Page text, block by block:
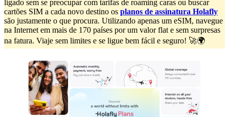
ligado sem se preocupar com tarifas de roaming caras ou buscar
cartões SIM a cada novo destino os planos de assinatura Holafly
são justamente o que procura. Utilizando apenas um eSIM, navegue
na Internet em mais de 170 países por um valor flat e sem surpresas
na fatura. Viaje sem limites e se ligue bem fácil e seguro! 🚀🌍